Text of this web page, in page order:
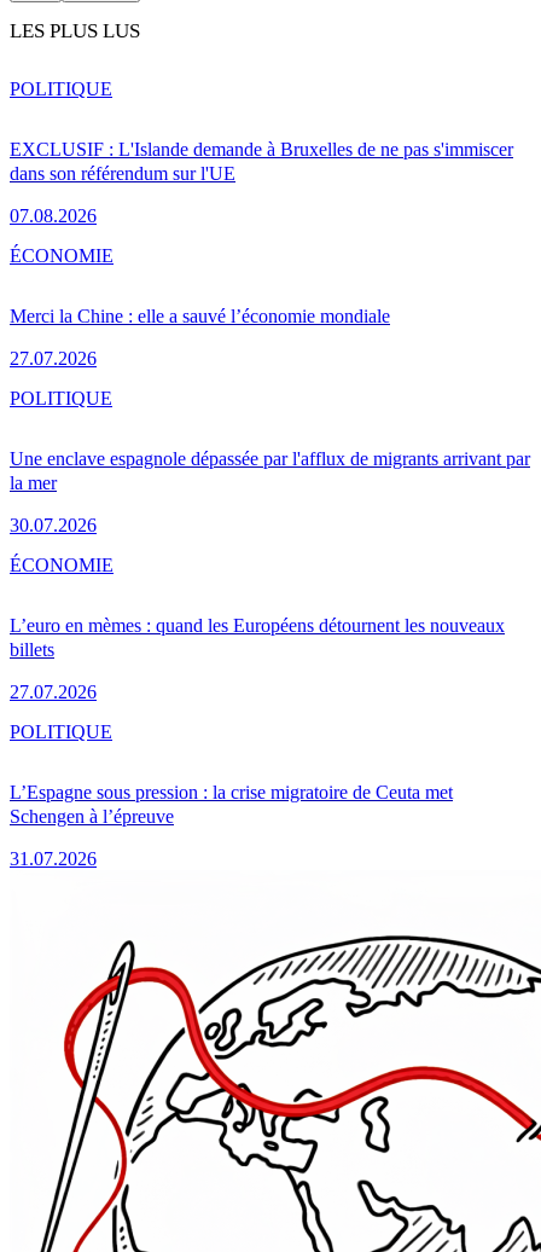
LES PLUS LUS
EXCLUSIF : L'Islande demande à Bruxelles de ne pas s'immiscer
dans son référendum sur l'UE
07.08.2026
POLITIQUE
Merci la Chine : elle a sauvé l’économie mondiale
27.07.2026
ÉCONOMIE
Une enclave espagnole dépassée par l'afflux de migrants arrivant par
la mer
30.07.2026
POLITIQUE
L’euro en mèmes : quand les Européens détournent les nouveaux
billets
27.07.2026
ÉCONOMIE
L’Espagne sous pression : la crise migratoire de Ceuta met
Schengen à l’épreuve
31.07.2026
POLITIQUE